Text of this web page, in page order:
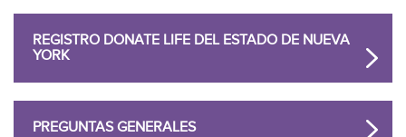
REGISTRO DONATE LIFE DEL ESTADO DE NUEVA
YORK
PREGUNTAS GENERALES